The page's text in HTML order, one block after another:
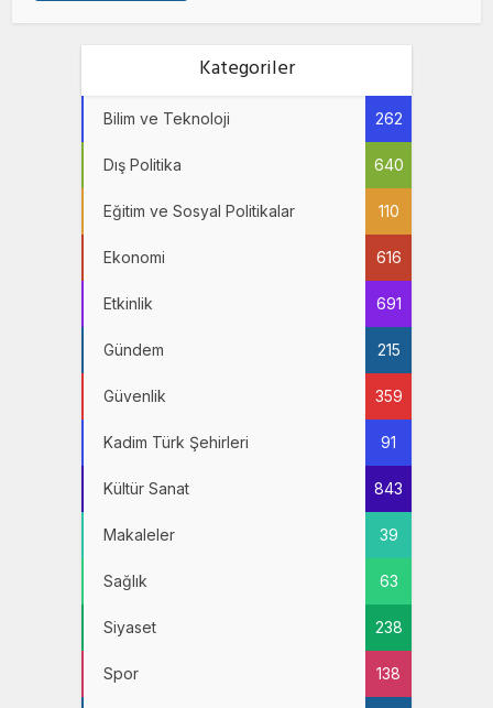
Kategoriler
Bilim ve Teknoloji 262
Dış Politika 640
Eğitim ve Sosyal Politikalar 110
Ekonomi 616
Etkinlik 691
Gündem 215
Güvenlik 359
Kadim Türk Şehirleri 91
Kültür Sanat 843
Makaleler 39
Sağlık 63
Siyaset 238
Spor 138